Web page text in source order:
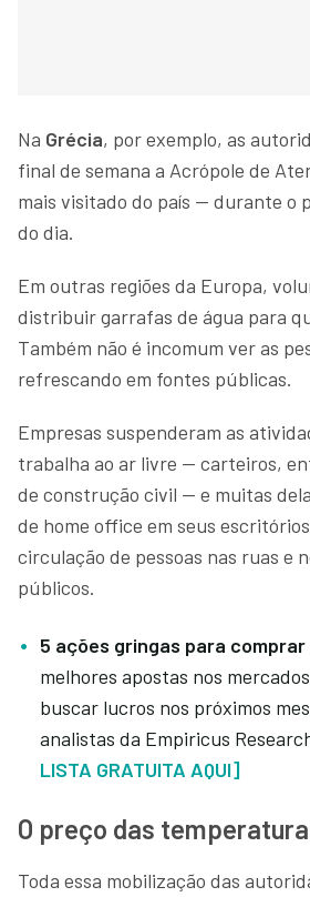
Na Grécia, por exemplo, as
final de semana a Acrópole de
mais visitado do país — durante o
do dia.
Em outras regiões da Europa,
distribuir garrafas de água para
Também não é incomum ver as
refrescando em fontes públicas.
Empresas suspenderam as
trabalha ao ar livre — carteiros,
de construção civil — e muitas
de home office em seus
circulação de pessoas nas ruas e
públicos.
5 ações gringas para comprar
melhores apostas nos
buscar lucros nos próximos
analistas da Empiricus
LISTA GRATUITA AQUI]
O preço das
Toda essa mobilização das